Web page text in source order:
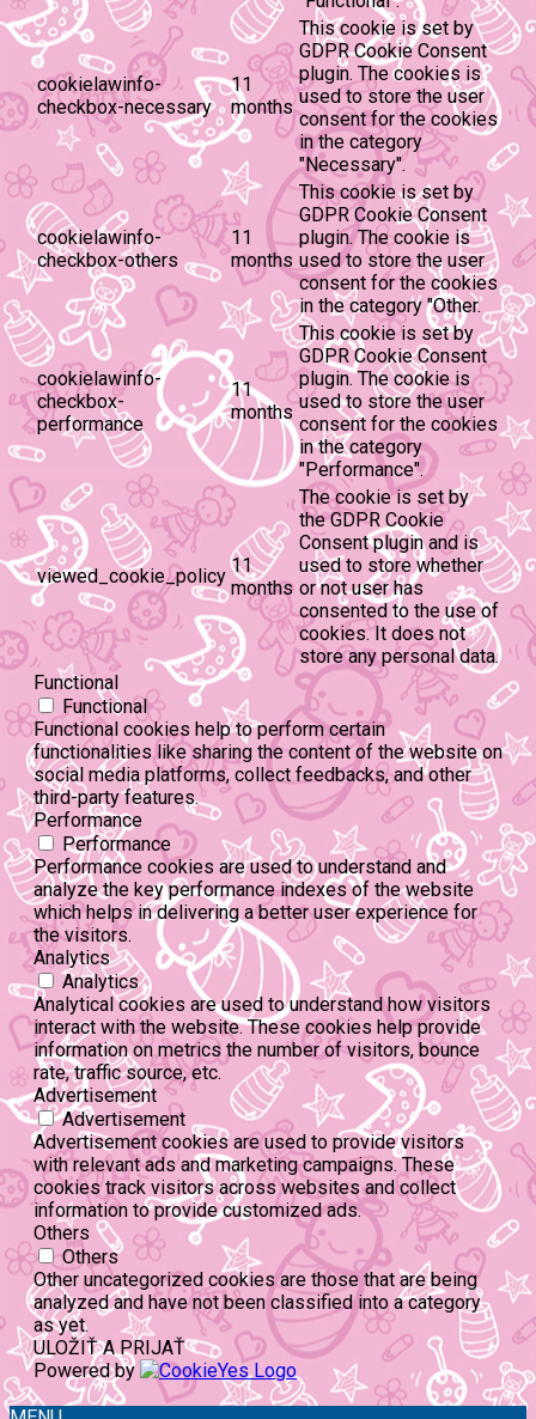
cookielawinfo-
checkbox-necessary
11
months
This cookie is set by
GDPR Cookie Consent
plugin. The cookies is
used to store the user
consent for the cookies
in the category
"Necessary".
cookielawinfo-
checkbox-others
11
months
This cookie is set by
GDPR Cookie Consent
plugin. The cookie is
used to store the user
consent for the cookies
in the category "Other.
cookielawinfo-
checkbox-
performance
11
months
This cookie is set by
GDPR Cookie Consent
plugin. The cookie is
used to store the user
consent for the cookies
in the category
"Performance".
viewed_cookie_policy 11
months
The cookie is set by
the GDPR Cookie
Consent plugin and is
used to store whether
or not user has
consented to the use of
cookies. It does not
store any personal data.
Functional
Functional
Functional cookies help to perform certain
functionalities like sharing the content of the website on
social media platforms, collect feedbacks, and other
third-party features.
Performance
Performance
Performance cookies are used to understand and
analyze the key performance indexes of the website
which helps in delivering a better user experience for
the visitors.
Analytics
Analytics
Analytical cookies are used to understand how visitors
interact with the website. These cookies help provide
information on metrics the number of visitors, bounce
rate, traffic source, etc.
Advertisement
Advertisement
Advertisement cookies are used to provide visitors
with relevant ads and marketing campaigns. These
cookies track visitors across websites and collect
information to provide customized ads.
Others
Others
Other uncategorized cookies are those that are being
analyzed and have not been classified into a category
as yet.
ULOŽIŤ A PRIJAŤ
Powered by